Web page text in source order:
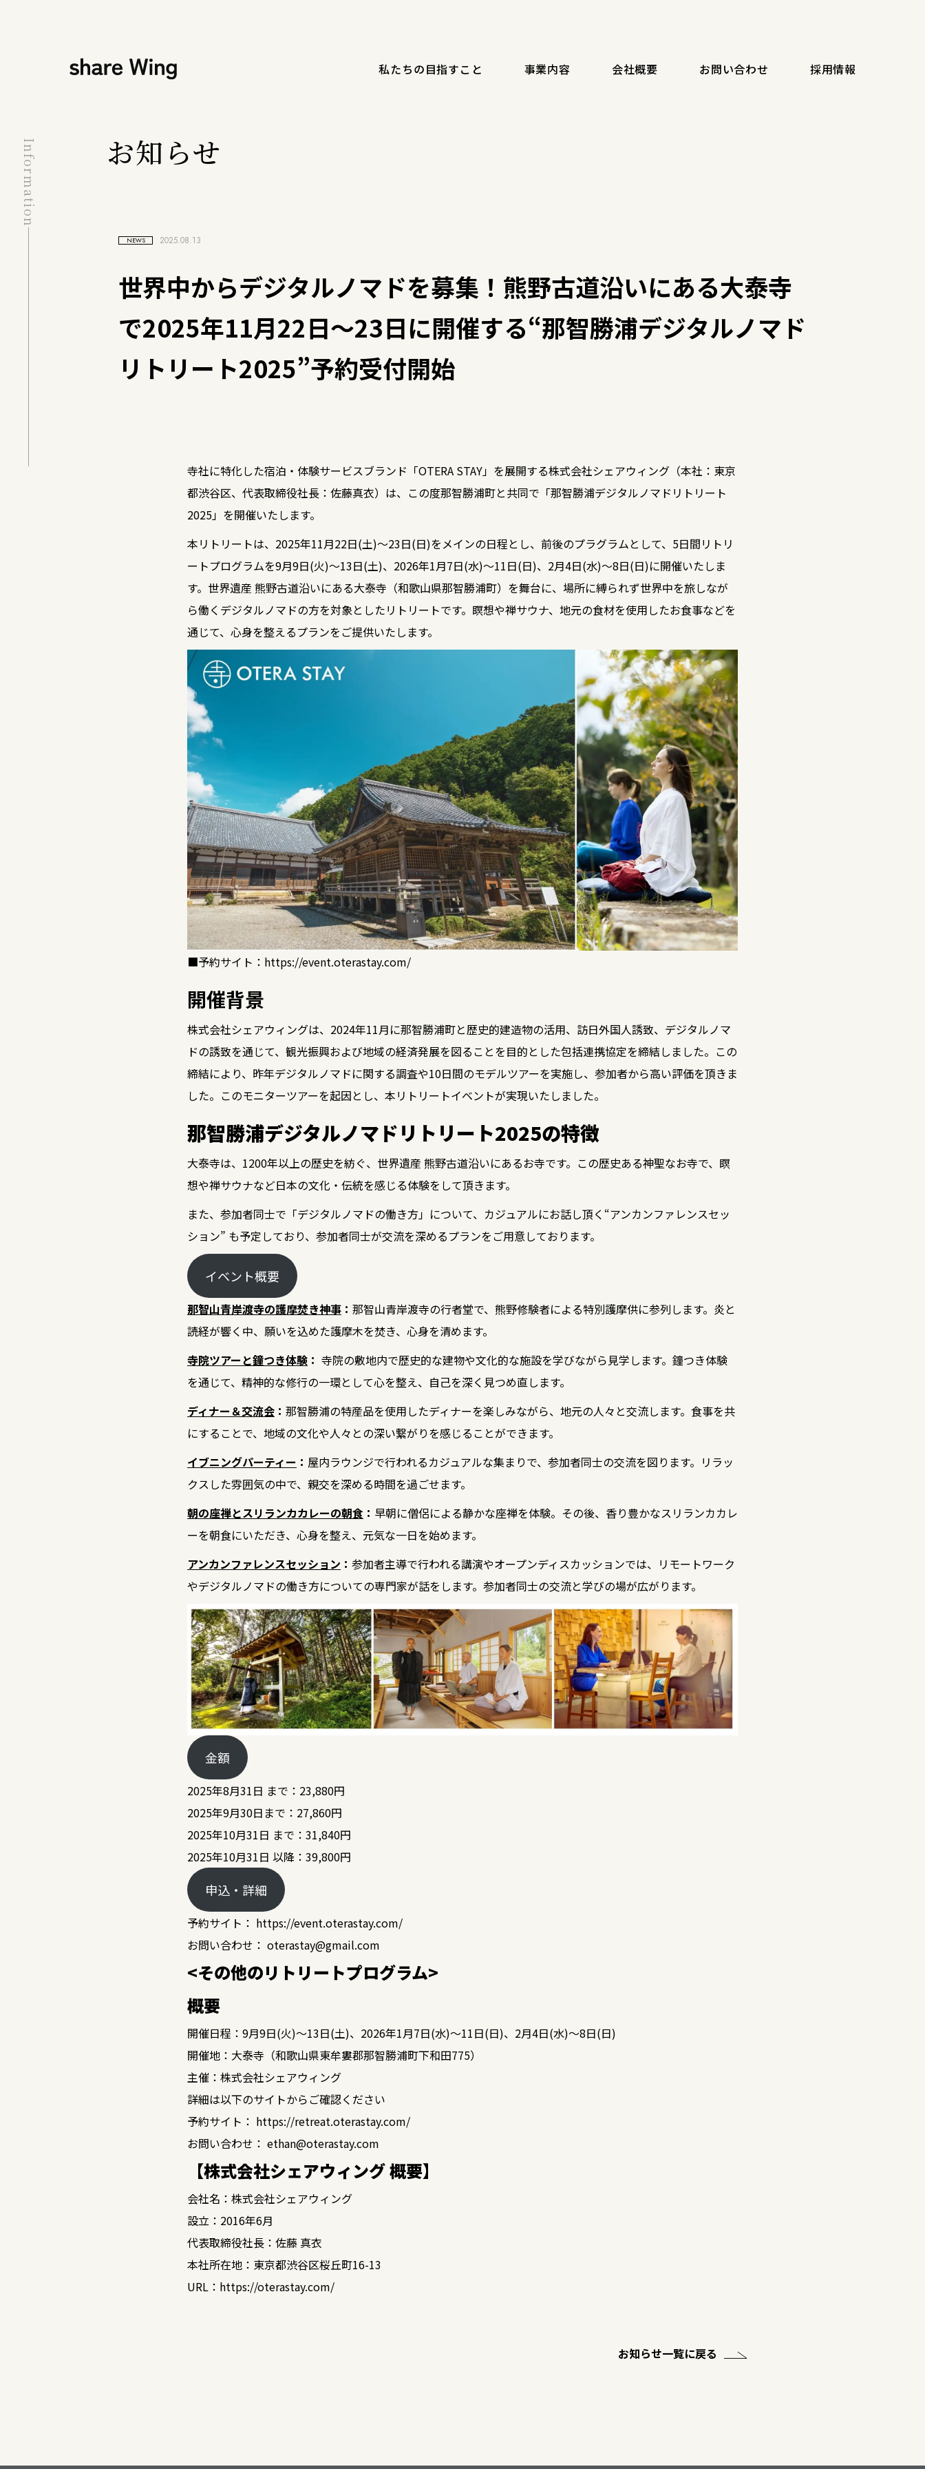
私たちの目指すこと 事業内容 会社概要 お問い合わせ 採用情報
Information お知らせ
NEWS 2025.08.13
世界中からデジタルノマドを募集！熊野古道沿いにある大泰寺
で2025年11月22日〜23日に開催する“那智勝浦デジタルノマド
リトリート2025”予約受付開始
寺社に特化した宿泊・体験サービスブランド「OTERA STAY」を展開する株式会社シェアウィング（本社：東京
都渋谷区、代表取締役社長：佐藤真衣）は、この度那智勝浦町と共同で「那智勝浦デジタルノマドリトリート
2025」を開催いたします。
本リトリートは、2025年11月22日(土)〜23日(日)をメインの日程とし、前後のプラグラムとして、5日間リトリ
ートプログラムを9月9日(火)〜13日(土)、2026年1月7日(水)〜11日(日)、2月4日(水)〜8日(日)に開催いたしま
す。世界遺産 熊野古道沿いにある大泰寺（和歌山県那智勝浦町）を舞台に、場所に縛られず世界中を旅しなが
ら働くデジタルノマドの方を対象としたリトリートです。瞑想や禅サウナ、地元の食材を使用したお食事などを
通じて、心身を整えるプランをご提供いたします。
■予約サイト： https://event.oterastay.com/
開催背景
株式会社シェアウィングは、2024年11月に那智勝浦町と歴史的建造物の活用、訪日外国人誘致、デジタルノマ
ドの誘致を通じて、観光振興および地域の経済発展を図ることを目的とした包括連携協定を締結しました。この
締結により、昨年デジタルノマドに関する調査や10日間のモデルツアーを実施し、参加者から高い評価を頂きま
した。このモニターツアーを起因とし、本リトリートイベントが実現いたしました。
那智勝浦デジタルノマドリトリート2025の特徴
大泰寺は、1200年以上の歴史を紡ぐ、世界遺産 熊野古道沿いにあるお寺です。この歴史ある神聖なお寺で、瞑
想や禅サウナなど日本の文化・伝統を感じる体験をして頂きます。
また、参加者同士で「デジタルノマドの働き方」について、カジュアルにお話し頂く“アンカンファレンスセッ
ション” も予定しており、参加者同士が交流を深めるプランをご用意しております。
イベント概要
那智山青岸渡寺の護摩焚き神事 ： 那智山青岸渡寺の行者堂で、熊野修験者による特別護摩供に参列します。炎と
読経が響く中、願いを込めた護摩木を焚き、心身を清めます。
寺院ツアーと鐘つき体験 ： 寺院の敷地内で歴史的な建物や文化的な施設を学びながら見学します。鐘つき体験
を通じて、精神的な修行の一環として心を整え、自己を深く見つめ直します。
ディナー＆交流会 ： 那智勝浦の特産品を使用したディナーを楽しみながら、地元の人々と交流します。食事を共
にすることで、地域の文化や人々との深い繋がりを感じることができます。
イブニングパーティー ： 屋内ラウンジで行われるカジュアルな集まりで、参加者同士の交流を図ります。リラッ
クスした雰囲気の中で、親交を深める時間を過ごせます。
朝の座禅とスリランカカレーの朝食 ： 早朝に僧侶による静かな座禅を体験。その後、香り豊かなスリランカカレ
ーを朝食にいただき、心身を整え、元気な一日を始めます。
アンカンファレンスセッション ： 参加者主導で行われる講演やオープンディスカッションでは、リモートワーク
やデジタルノマドの働き方についての専門家が話をします。参加者同士の交流と学びの場が広がります。
金額
2025年8月31日 まで：23,880円
2025年9月30日まで：27,860円
2025年10月31日 まで：31,840円
2025年10月31日 以降：39,800円
申込・詳細
予約サイト： https://event.oterastay.com/
お問い合わせ： oterastay@gmail.com
<その他のリトリートプログラム>
概要
開催日程：9月9日(火)〜13日(土)、2026年1月7日(水)〜11日(日)、2月4日(水)〜8日(日)
開催地：大泰寺（和歌山県東牟婁郡那智勝浦町下和田775）
主催：株式会社シェアウィング
詳細は以下のサイトからご確認ください
予約サイト： https://retreat.oterastay.com/
お問い合わせ： ethan@oterastay.com
【株式会社シェアウィング 概要】
会社名：株式会社シェアウィング
設立：2016年6月
代表取締役社長：佐藤 真衣
本社所在地：東京都渋谷区桜丘町16-13
URL： https://oterastay.com/
お知らせ一覧に戻る